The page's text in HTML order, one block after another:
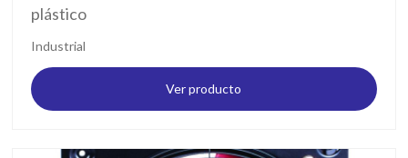
plástico
Industrial
Ver producto